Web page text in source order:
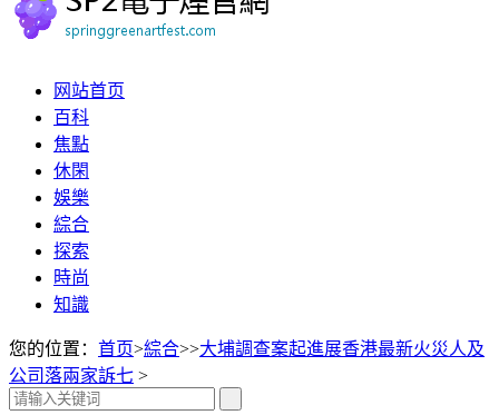
网站首页
百科
焦點
休閑
娛樂
綜合
探索
時尚
知識
您的位置： 首页>綜合>>大埔調查案起進展香港最新火災人及
公司落兩家訴七 >